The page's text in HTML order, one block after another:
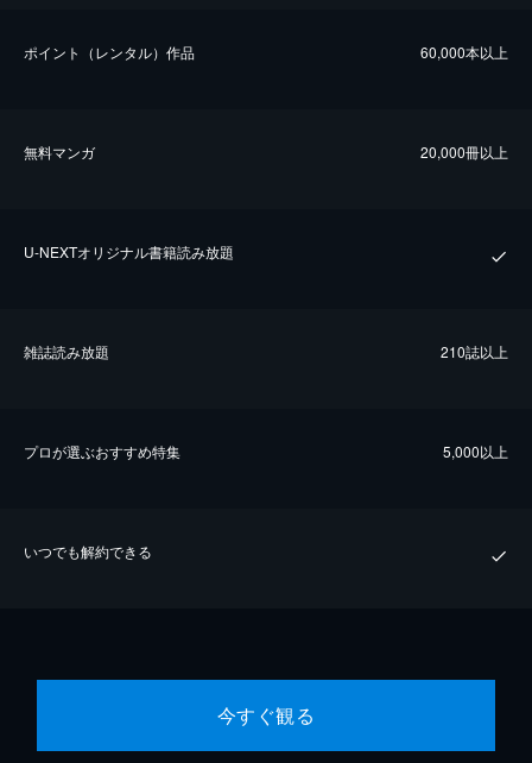
ポイント（レンタル）作品 60,000本以上
無料マンガ 20,000冊以上
U-NEXTオリジナル書籍読み放題
雑誌読み放題 210誌以上
プロが選ぶおすすめ特集 5,000以上
いつでも解約できる
今すぐ観る